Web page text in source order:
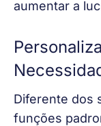
aumentar a
Diferente dos
funções